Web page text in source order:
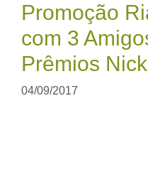
Promoção
com 3
Prêmios Nick
04/09/2017